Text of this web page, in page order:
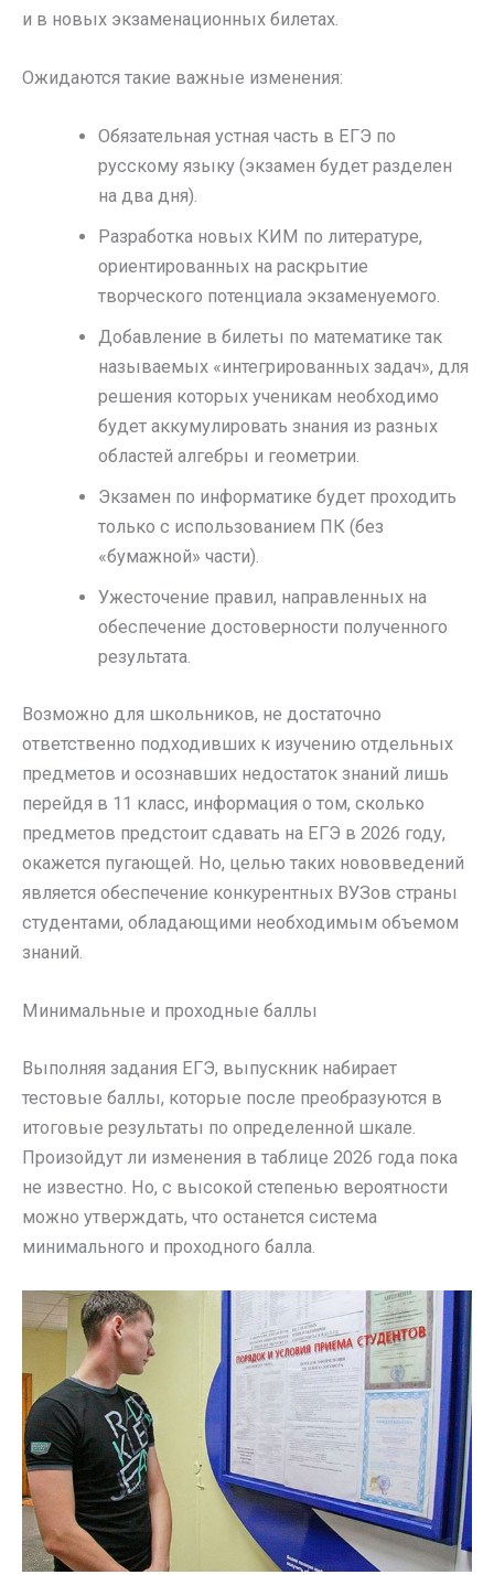
и в новых экзаменационных билетах.
Ожидаются такие важные изменения:
Обязательная устная часть в ЕГЭ по
русскому языку (экзамен будет разделен
на два дня).
Разработка новых КИМ по литературе,
ориентированных на раскрытие
творческого потенциала экзаменуемого.
Добавление в билеты по математике так
называемых «интегрированных задач», для
решения которых ученикам необходимо
будет аккумулировать знания из разных
областей алгебры и геометрии.
Экзамен по информатике будет проходить
только с использованием ПК (без
«бумажной» части).
Ужесточение правил, направленных на
обеспечение достоверности полученного
результата.
Возможно для школьников, не достаточно
ответственно подходивших к изучению отдельных
предметов и осознавших недостаток знаний лишь
перейдя в 11 класс, информация о том, сколько
предметов предстоит сдавать на ЕГЭ в 2026 году,
окажется пугающей. Но, целью таких нововведений
является обеспечение конкурентных ВУЗов страны
студентами, обладающими необходимым объемом
знаний.
Минимальные и проходные баллы
Выполняя задания ЕГЭ, выпускник набирает
тестовые баллы, которые после преобразуются в
итоговые результаты по определенной шкале.
Произойдут ли изменения в таблице 2026 года пока
не известно. Но, с высокой степенью вероятности
можно утверждать, что останется система
минимального и проходного балла.